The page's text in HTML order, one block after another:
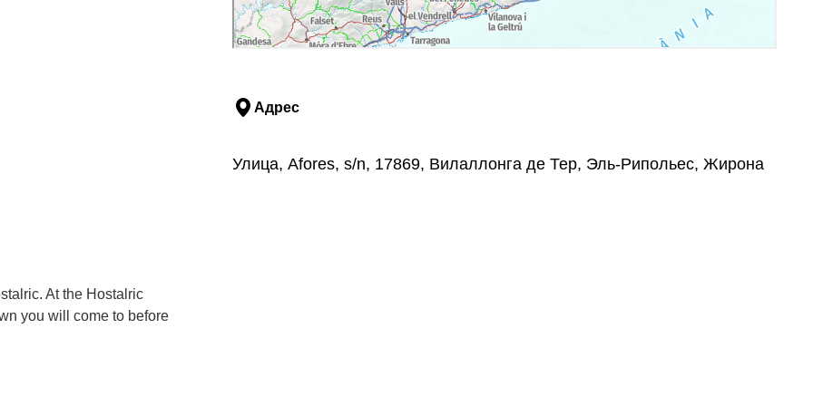
Адрес
Улица, Afores, s/n, 17869, Вилаллонга де Тер, Эль-Рипольес, Жирона
At the Hostalric
you will come to before